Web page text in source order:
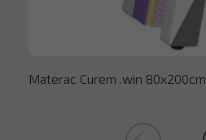
Materac Curem .win 80x200cm